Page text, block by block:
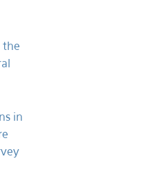
the
in